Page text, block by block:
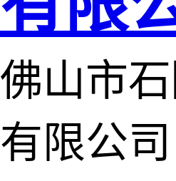
佛山市
有限公司